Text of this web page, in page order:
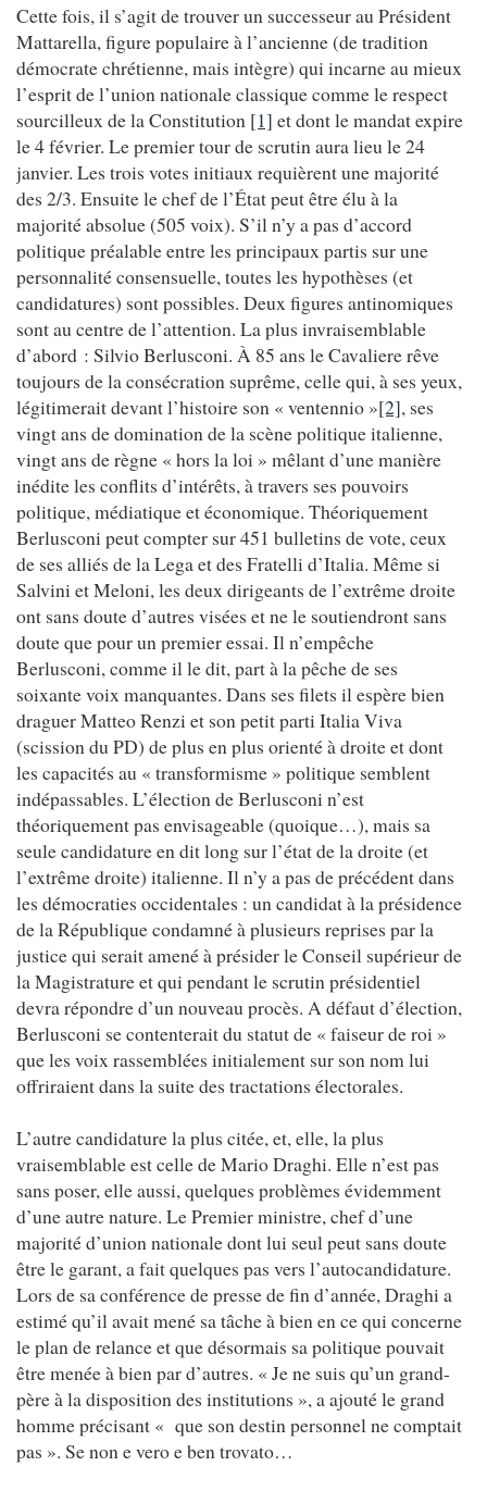
Cette fois, il s’agit de trouver un successeur au Président
Mattarella, figure populaire à l’ancienne (de tradition
démocrate chrétienne, mais intègre) qui incarne au mieux
l’esprit de l’union nationale classique comme le respect
sourcilleux de la Constitution [1] et dont le mandat expire
le 4 février. Le premier tour de scrutin aura lieu le 24
janvier. Les trois votes initiaux requièrent une majorité
des 2/3. Ensuite le chef de l’État peut être élu à la
majorité absolue (505 voix). S’il n’y a pas d’accord
politique préalable entre les principaux partis sur une
personnalité consensuelle, toutes les hypothèses (et
candidatures) sont possibles. Deux figures antinomiques
sont au centre de l’attention. La plus invraisemblable
d’abord : Silvio Berlusconi. À 85 ans le Cavaliere rêve
toujours de la consécration suprême, celle qui, à ses yeux,
légitimerait devant l’histoire son « ventennio »[2], ses
vingt ans de domination de la scène politique italienne,
vingt ans de règne « hors la loi » mêlant d’une manière
inédite les conflits d’intérêts, à travers ses pouvoirs
politique, médiatique et économique. Théoriquement
Berlusconi peut compter sur 451 bulletins de vote, ceux
de ses alliés de la Lega et des Fratelli d’Italia. Même si
Salvini et Meloni, les deux dirigeants de l’extrême droite
ont sans doute d’autres visées et ne le soutiendront sans
doute que pour un premier essai. Il n’empêche
Berlusconi, comme il le dit, part à la pêche de ses
soixante voix manquantes. Dans ses filets il espère bien
draguer Matteo Renzi et son petit parti Italia Viva
(scission du PD) de plus en plus orienté à droite et dont
les capacités au « transformisme » politique semblent
indépassables. L’élection de Berlusconi n’est
théoriquement pas envisageable (quoique…), mais sa
seule candidature en dit long sur l’état de la droite (et
l’extrême droite) italienne. Il n’y a pas de précédent dans
les démocraties occidentales : un candidat à la présidence
de la République condamné à plusieurs reprises par la
justice qui serait amené à présider le Conseil supérieur de
la Magistrature et qui pendant le scrutin présidentiel
devra répondre d’un nouveau procès. A défaut d’élection,
Berlusconi se contenterait du statut de « faiseur de roi »
que les voix rassemblées initialement sur son nom lui
offriraient dans la suite des tractations électorales.
L’autre candidature la plus citée, et, elle, la plus
vraisemblable est celle de Mario Draghi. Elle n’est pas
sans poser, elle aussi, quelques problèmes évidemment
d’une autre nature. Le Premier ministre, chef d’une
majorité d’union nationale dont lui seul peut sans doute
être le garant, a fait quelques pas vers l’autocandidature.
Lors de sa conférence de presse de fin d’année, Draghi a
estimé qu’il avait mené sa tâche à bien en ce qui concerne
le plan de relance et que désormais sa politique pouvait
être menée à bien par d’autres. « Je ne suis qu’un grand-
père à la disposition des institutions », a ajouté le grand
homme précisant « que son destin personnel ne comptait
pas ». Se non e vero e ben trovato…